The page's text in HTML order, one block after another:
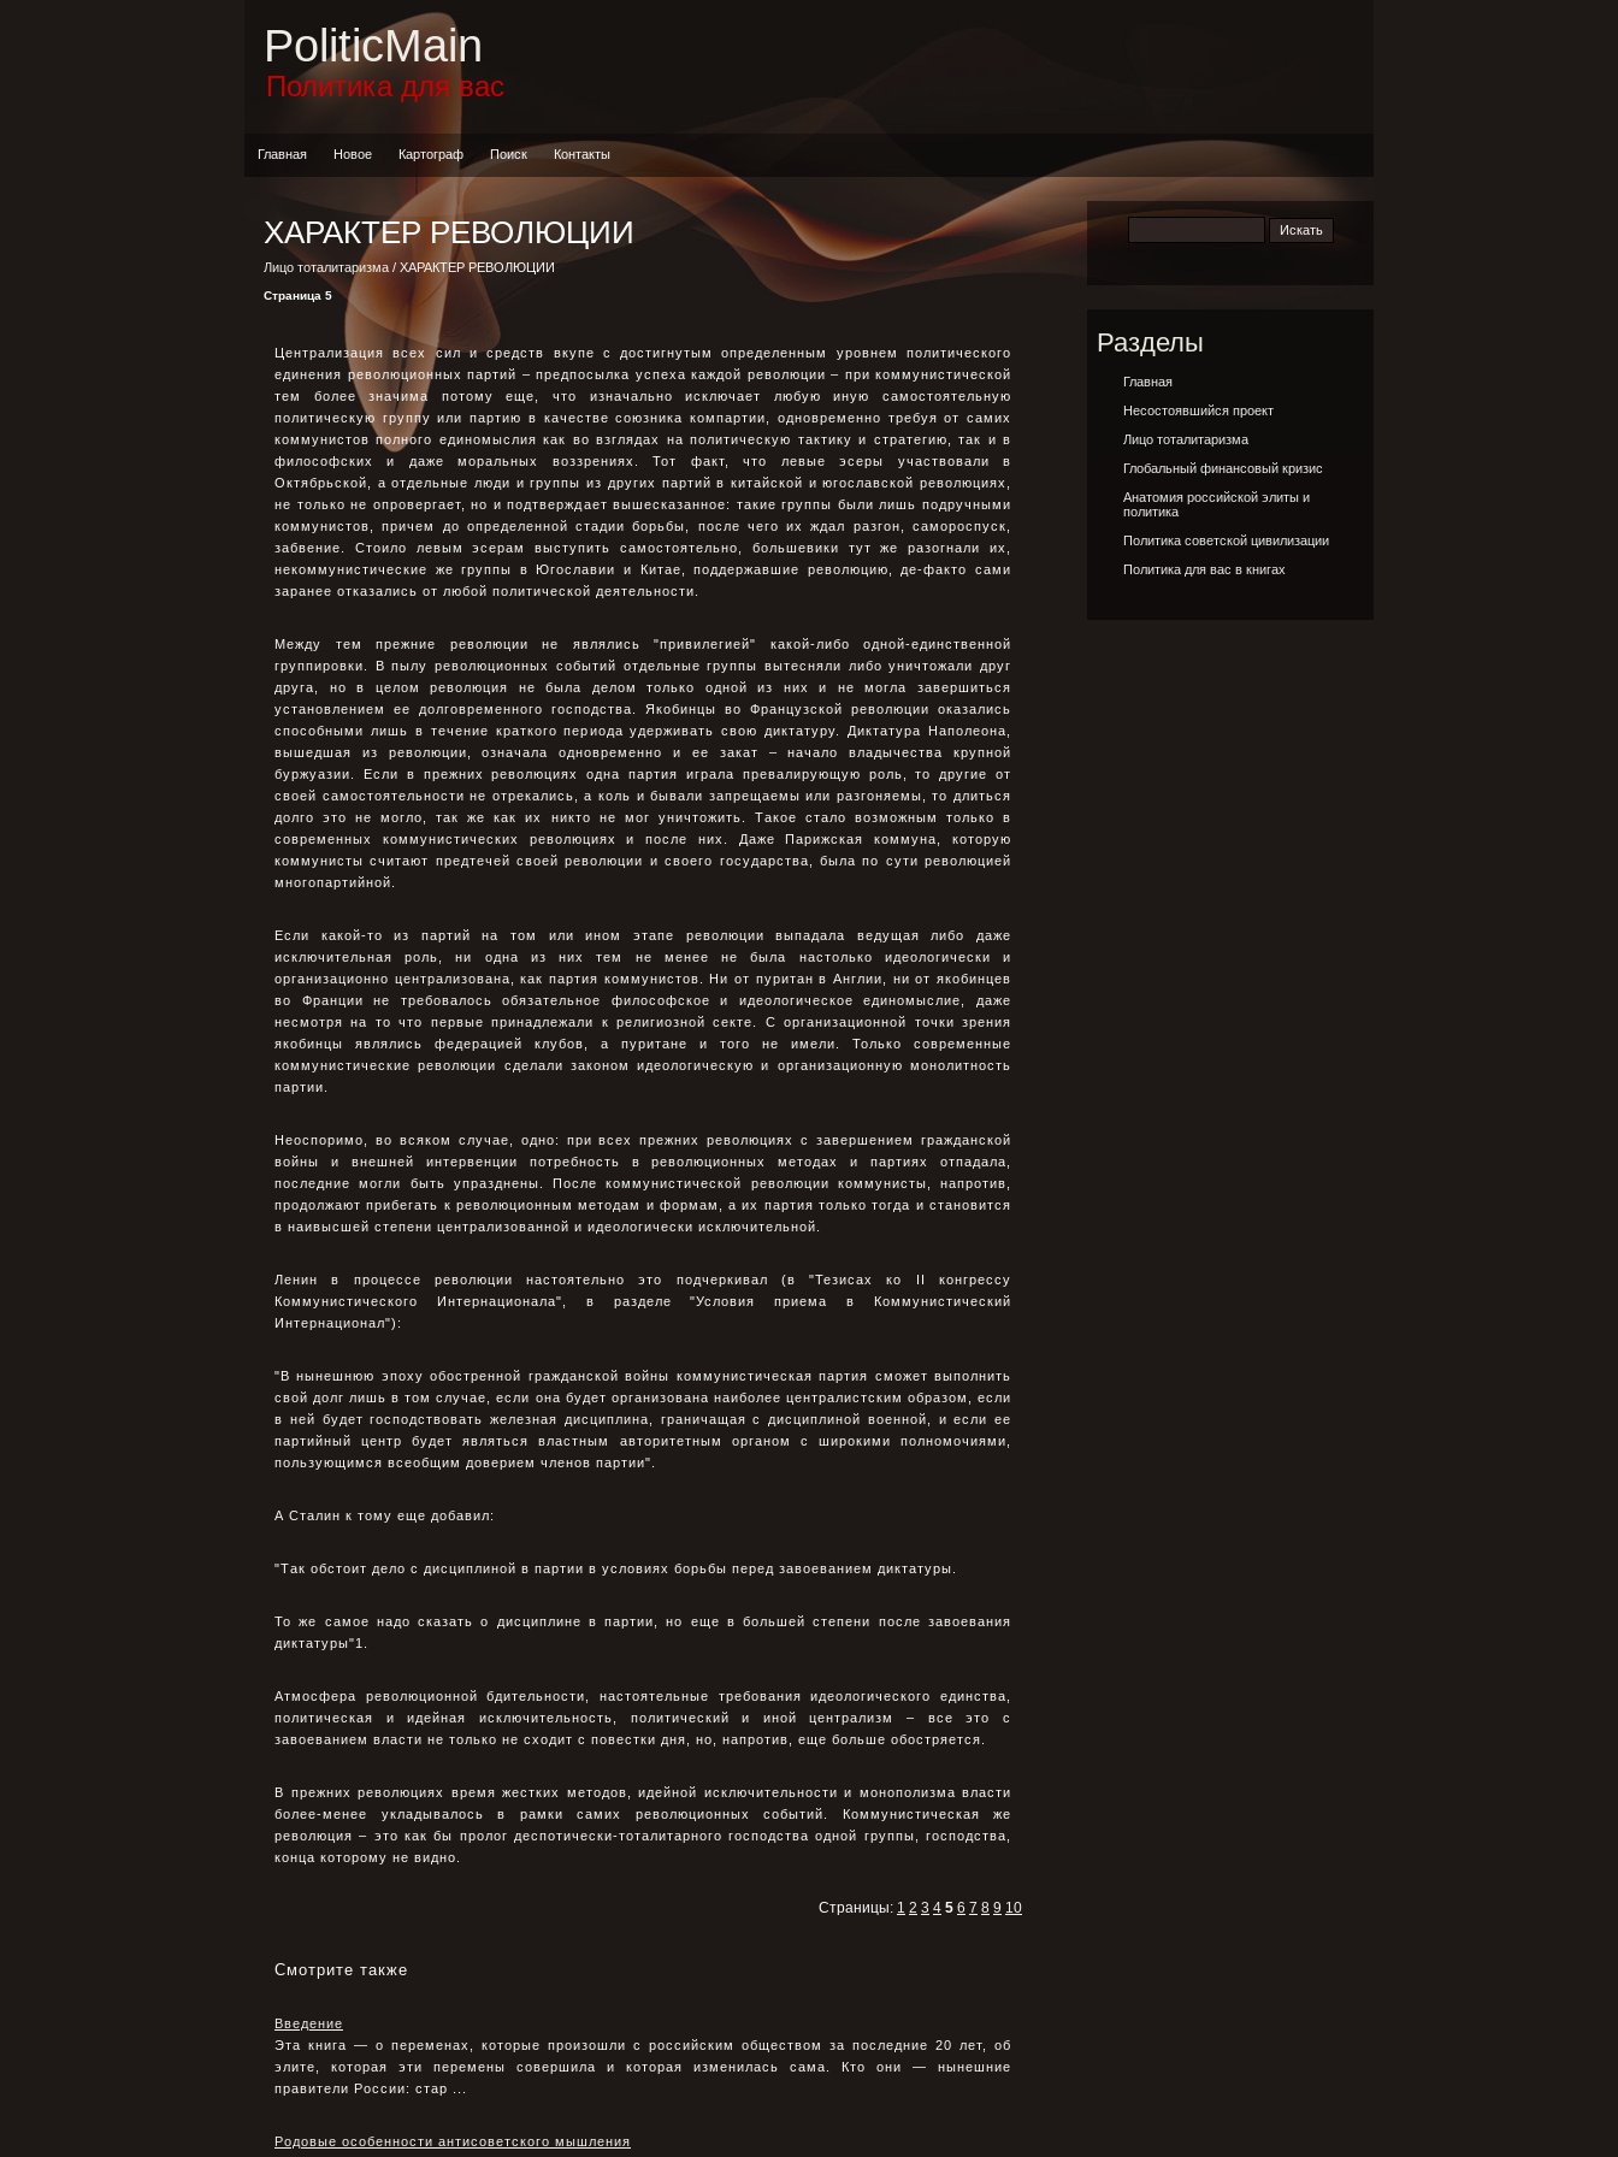
PoliticMain
Политика для вас
Главная Новое Картограф Поиск Контакты
ХАРАКТЕР РЕВОЛЮЦИИ
Лицо тоталитаризма / ХАРАКТЕР РЕВОЛЮЦИИ
Страница 5
Централизация всех сил и средств вкупе с достигнутым определенным уровнем политического
единения революционных партий – предпосылка успеха каждой революции – при коммунистической
тем более значима потому еще, что изначально исключает любую иную самостоятельную
политическую группу или партию в качестве союзника компартии, одновременно требуя от самих
коммунистов полного единомыслия как во взглядах на политическую тактику и стратегию, так и в
философских и даже моральных воззрениях. Тот факт, что левые эсеры участвовали в
Октябрьской, а отдельные люди и группы из других партий в китайской и югославской революциях,
не только не опровергает, но и подтверждает вышесказанное: такие группы были лишь подручными
коммунистов, причем до определенной стадии борьбы, после чего их ждал разгон, самороспуск,
забвение. Стоило левым эсерам выступить самостоятельно, большевики тут же разогнали их,
некоммунистические же группы в Югославии и Китае, поддержавшие революцию, де-факто сами
заранее отказались от любой политической деятельности.
Между тем прежние революции не являлись "привилегией" какой-либо одной-единственной
группировки. В пылу революционных событий отдельные группы вытесняли либо уничтожали друг
друга, но в целом революция не была делом только одной из них и не могла завершиться
установлением ее долговременного господства. Якобинцы во Французской революции оказались
способными лишь в течение краткого периода удерживать свою диктатуру. Диктатура Наполеона,
вышедшая из революции, означала одновременно и ее закат – начало владычества крупной
буржуазии. Если в прежних революциях одна партия играла превалирующую роль, то другие от
своей самостоятельности не отрекались, а коль и бывали запрещаемы или разгоняемы, то длиться
долго это не могло, так же как их никто не мог уничтожить. Такое стало возможным только в
современных коммунистических революциях и после них. Даже Парижская коммуна, которую
коммунисты считают предтечей своей революции и своего государства, была по сути революцией
многопартийной.
Если какой-то из партий на том или ином этапе революции выпадала ведущая либо даже
исключительная роль, ни одна из них тем не менее не была настолько идеологически и
организационно централизована, как партия коммунистов. Ни от пуритан в Англии, ни от якобинцев
во Франции не требовалось обязательное философское и идеологическое единомыслие, даже
несмотря на то что первые принадлежали к религиозной секте. С организационной точки зрения
якобинцы являлись федерацией клубов, а пуритане и того не имели. Только современные
коммунистические революции сделали законом идеологическую и организационную монолитность
партии.
Неоспоримо, во всяком случае, одно: при всех прежних революциях с завершением гражданской
войны и внешней интервенции потребность в революционных методах и партиях отпадала,
последние могли быть упразднены. После коммунистической революции коммунисты, напротив,
продолжают прибегать к революционным методам и формам, а их партия только тогда и становится
в наивысшей степени централизованной и идеологически исключительной.
Ленин в процессе революции настоятельно это подчеркивал (в "Тезисах ко II конгрессу
Коммунистического Интернационала", в разделе "Условия приема в Коммунистический
Интернационал"):
"В нынешнюю эпоху обостренной гражданской войны коммунистическая партия сможет выполнить
свой долг лишь в том случае, если она будет организована наиболее централистcким образом, если
в ней будет господствовать железная дисциплина, граничащая с дисциплиной военной, и если ее
партийный центр будет являться властным авторитетным органом с широкими полномочиями,
пользующимся всеобщим доверием членов партии".
А Сталин к тому еще добавил:
"Так обстоит дело с дисциплиной в партии в условиях борьбы перед завоеванием диктатуры.
То же самое надо сказать о дисциплине в партии, но еще в большей степени после завоевания
диктатуры"1.
Атмосфера революционной бдительности, настоятельные требования идеологического единства,
политическая и идейная исключительность, политический и иной централизм – все это с
завоеванием власти не только не сходит с повестки дня, но, напротив, еще больше обостряется.
В прежних революциях время жестких методов, идейной исключительности и монополизма власти
более-менее укладывалось в рамки самих революционных событий. Коммунистическая же
революция – это как бы пролог деспотически-тоталитарного господства одной группы, господства,
конца которому не видно.
Страницы: 1 2 3 4 5 6 7 8 9 10
Смотрите также
Введение
Эта книга — о переменах, которые произошли с российским обществом за последние 20 лет, об
элите, которая эти перемены совершила и которая изменилась сама. Кто они — нынешние
правители России: стар ...
Родовые особенности антисоветского мышления
Разделы
Главная
Несостоявшийся проект
Лицо тоталитаризма
Глобальный финансовый кризис
Анатомия российской элиты и
политика
Политика советской цивилизации
Политика для вас в книгах